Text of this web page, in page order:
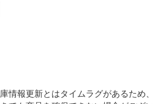
情報更新とはタイムラグがあるため、